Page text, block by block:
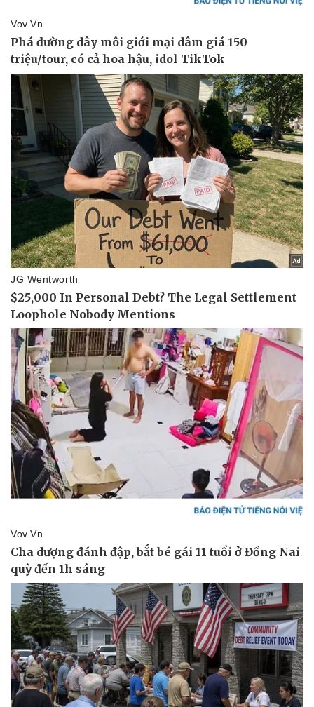
Pháp luật
Vụ án
Tin nóng
Quân sự - Quốc phòng
Phân tích